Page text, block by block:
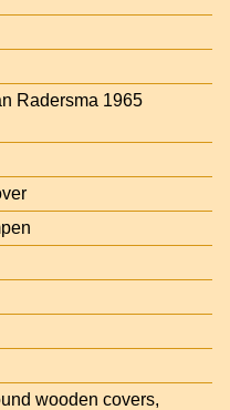
Radersma 1965
wooden covers,